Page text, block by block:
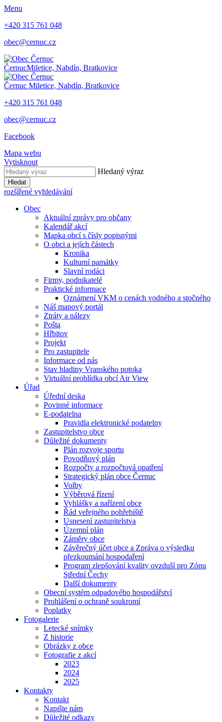
Menu
+420 315 761 048
obec@cernuc.cz
ČernucMiletice, Nabdín, Bratkovice
Černuc Miletice, Nabdín, Bratkovice
+420 315 761 048
obec@cernuc.cz
Facebook
Mapa webu
Vytisknout
Hledaný výraz
Hledat
rozšířené vyhledávání
Obec
Aktuální zprávy pro občany
Kalendář akcí
Mapka obcí s čísly popisnými
O obci a jejích částech
Kronika
Kulturní památky
Slavní rodáci
Firmy, podnikatelé
Praktické informace
Oznámení VKM o cenách vodného a stočného
Náš mapový portál
Ztráty a nálezy
Pošta
Hřbitov
Projekt
Pro zastupitele
Informace od nás
Stav hladiny Vranského potoka
Virtuální prohlídka obcí Air View
Úřad
Úřední deska
Povinné informace
E-podatelna
Pravidla elektronické podatelny
Zastupitelstvo obce
Důležité dokumenty
Plán rozvoje sportu
Povodňový plán
Rozpočty a rozpočtová opatření
Strategický plán obce Černuc
Volby
Výběrová řízení
Vyhlášky a nařízení obce
Řád veřejného pohřebiště
Usnesení zastupitelstva
Územní plán
Záměry obce
Závěrečný účet obce a Zpráva o výsledku
přezkoumání hospodaření
Program zlepšování kvality ovzduší pro Zónu
Střední Čechy
Další dokumenty
Obecní systém odpadového hospodářství
Prohlášení o ochraně soukromí
Poplatky
Fotogalerie
Letecké snímky
Z historie
Obrázky z obce
Fotografie z akcí
2023
2024
2025
Kontakty
Kontakt
Napište nám
Důležité odkazy